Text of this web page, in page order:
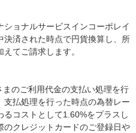
ョナルサービスインコーポレイ
決済された時点で円貨換算し、所
てご請求します。
のご利用代金の支払い処理を行
支払処理を行った時点の為替レー
るコストとして1.60%をプラスし
のクレジットカードのご登録日や